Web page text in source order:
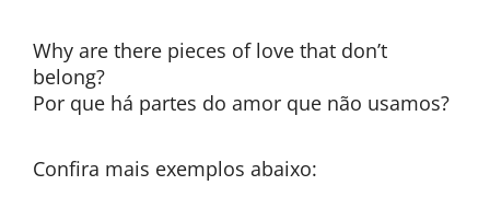
Why are there pieces of love that don’t
belong?
Por que há partes do amor que não usamos?
Confira mais exemplos abaixo: